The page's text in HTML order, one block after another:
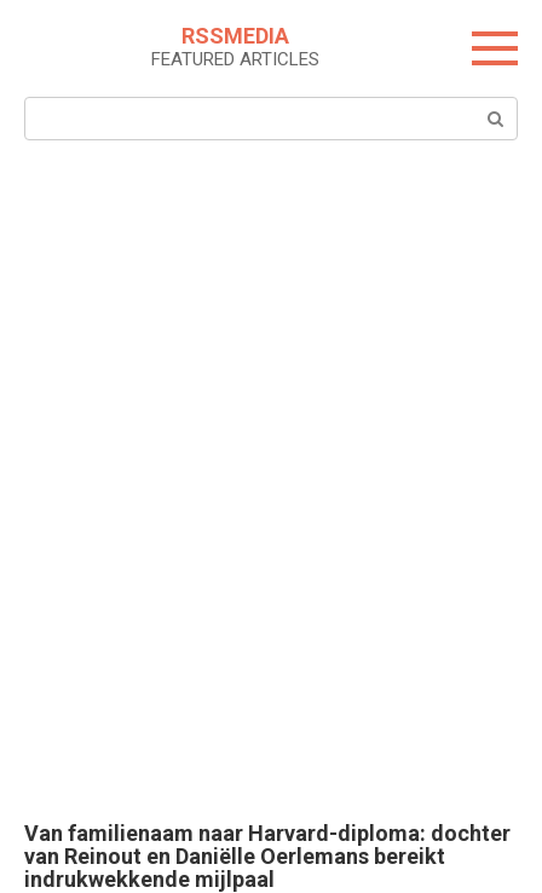
RSSMEDIA
FEATURED ARTICLES
Search:
Van familienaam naar Harvard-diploma: dochter
van Reinout en Daniëlle Oerlemans bereikt
indrukwekkende mijlpaal